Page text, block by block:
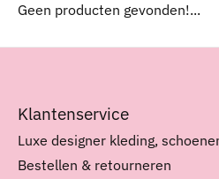
Geen producten gevonden!...
Klantenservice
Luxe designer kleding,
Bestellen & retourneren